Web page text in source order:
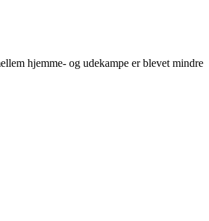
hjemme- og udekampe er blevet mindre